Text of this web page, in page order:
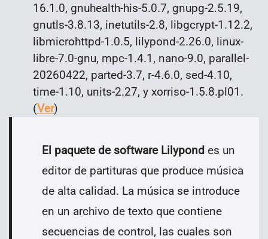
16.1.0, gnuhealth-his-5.0.7, gnupg-2.5.19,
gnutls-3.8.13, inetutils-2.8, libgcrypt-1.12.2,
libmicrohttpd-1.0.5, lilypond-2.26.0, linux-
libre-7.0-gnu, mpc-1.4.1, nano-9.0, parallel-
20260422, parted-3.7, r-4.6.0, sed-4.10,
time-1.10, units-2.27, y xorriso-1.5.8.pl01.
(Ver)
El paquete de software Lilypond es un
editor de partituras que produce música
de alta calidad. La música se introduce
en un archivo de texto que contiene
secuencias de control, las cuales son